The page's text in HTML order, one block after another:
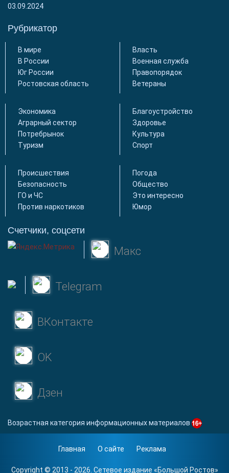
03.09.2024
Рубрикатор
В мире
В России
Юг России
Ростовская область
Власть
Военная служба
Правопорядок
Ветераны
Экономика
Аграрный сектор
Потребрынок
Туризм
Благоустройство
Здоровье
Культура
Спорт
Происшествия
Безопасность
ГО и ЧС
Против наркотиков
Погода
Общество
Это интересно
Юмор
Счетчики, соцсети
Макс
Telegram
ВКонтакте
OK
Дзен
Возрастная категория информационных материалов
Главная О сайте Реклама
Copyright © 2013 - 2026. Сетевое издание «Большой Ростов»